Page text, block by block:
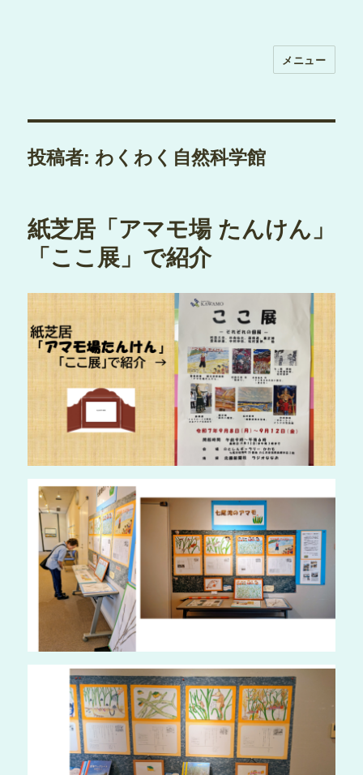
メニュー
投稿者:わくわく自然科学館
紙芝居「アマモ場 たんけん」
「ここ展」で紹介